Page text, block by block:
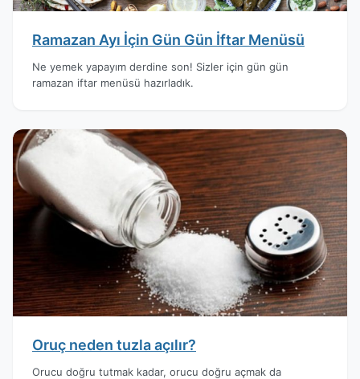
Ramazan Ayı İçin Gün Gün İftar Menüsü
Ne yemek yapayım derdine son! Sizler için gün gün
ramazan iftar menüsü hazırladık.
Oruç neden tuzla açılır?
Orucu doğru tutmak kadar, orucu doğru açmak da